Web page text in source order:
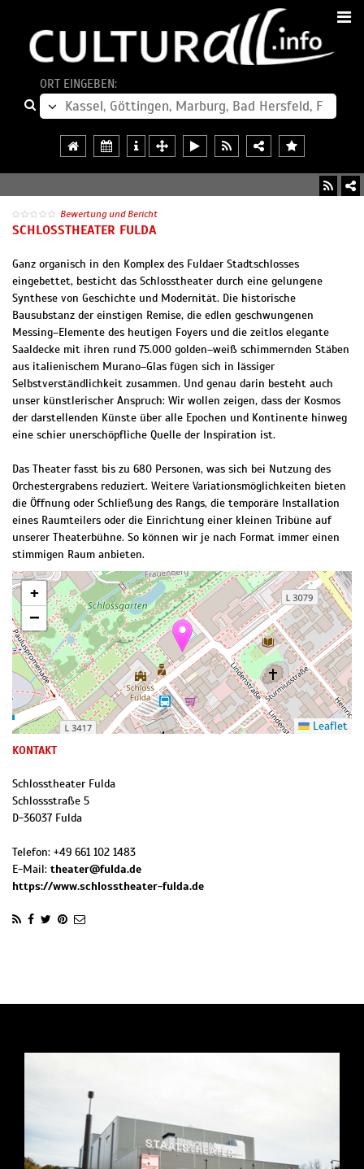
ORT EINGEBEN:
Bewertung und Bericht
SCHLOSSTHEATER FULDA
Ganz organisch in den Komplex des Fuldaer Stadtschlosses
eingebettet, besticht das Schlosstheater durch eine gelungene
Synthese von Geschichte und Modernität. Die historische
Bausubstanz der einstigen Remise, die edlen geschwungenen
Messing–Elemente des heutigen Foyers und die zeitlos elegante
Saaldecke mit ihren rund 75.000 golden–weiß schimmernden Stäben
aus italienischem Murano–Glas fügen sich in lässiger
Selbstverständlichkeit zusammen. Und genau darin besteht auch
unser künstlerischer Anspruch: Wir wollen zeigen, dass der Kosmos
der darstellenden Künste über alle Epochen und Kontinente hinweg
eine schier unerschöpfliche Quelle der Inspiration ist.
Das Theater fasst bis zu 680 Personen, was sich bei Nutzung des
Orchestergrabens reduziert. Weitere Variationsmöglichkeiten bieten
die Öffnung oder Schließung des Rangs, die temporäre Installation
eines Raumteilers oder die Einrichtung einer kleinen Tribüne auf
unserer Theaterbühne. So können wir je nach Format immer einen
stimmigen Raum anbieten.
+
−
Leaflet
KONTAKT
Schlosstheater Fulda
Schlossstraße 5
D-36037 Fulda
Telefon: +49 661 102 1483
E-Mail: theater@fulda.de
https://www.schlosstheater-fulda.de